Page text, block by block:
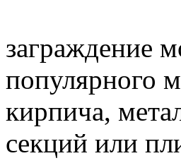
заграждение
популярного
кирпича,
секций или